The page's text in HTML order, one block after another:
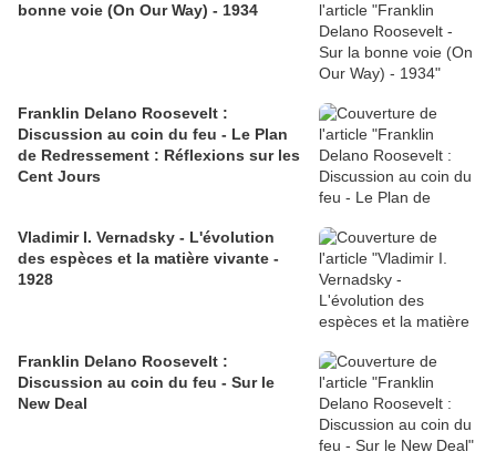
bonne voie (On Our Way) - 1934
Franklin Delano Roosevelt :
Discussion au coin du feu - Le Plan
de Redressement : Réflexions sur les
Cent Jours
Vladimir I. Vernadsky - L'évolution
des espèces et la matière vivante -
1928
Franklin Delano Roosevelt :
Discussion au coin du feu - Sur le
New Deal